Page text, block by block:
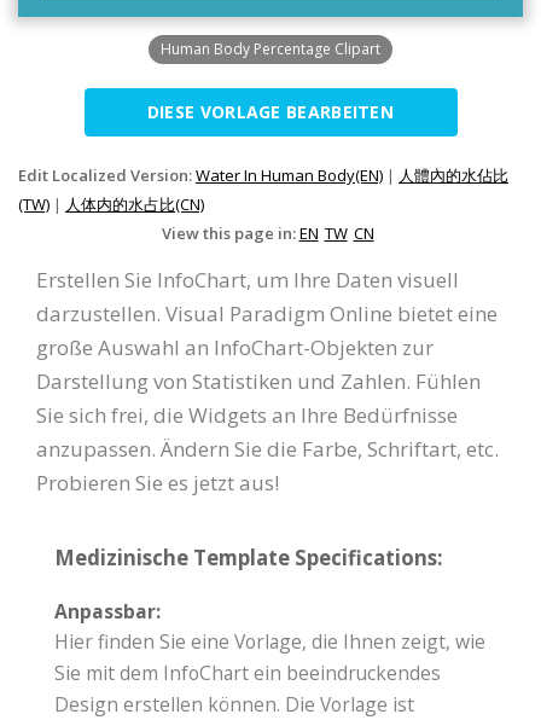
Human Body Percentage Clipart
DIESE VORLAGE BEARBEITEN
Edit Localized Version:Water In Human Body(EN) | 人體內的水佔比
(TW) | 人体内的水占比(CN)
View this page in:EN TW CN
Erstellen Sie InfoChart, um Ihre Daten visuell
darzustellen. Visual Paradigm Online bietet eine
große Auswahl an InfoChart-Objekten zur
Darstellung von Statistiken und Zahlen. Fühlen
Sie sich frei, die Widgets an Ihre Bedürfnisse
anzupassen. Ändern Sie die Farbe, Schriftart, etc.
Probieren Sie es jetzt aus!
Medizinische Template Specifications:
Anpassbar:
Hier finden Sie eine Vorlage, die Ihnen zeigt, wie
Sie mit dem InfoChart ein beeindruckendes
Design erstellen können. Die Vorlage ist